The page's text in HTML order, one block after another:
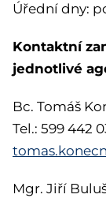
Úřední dny:
Kontaktní
jednotlivé
Bc. Tomáš
Tel.: 599 442
Mgr. Jiří